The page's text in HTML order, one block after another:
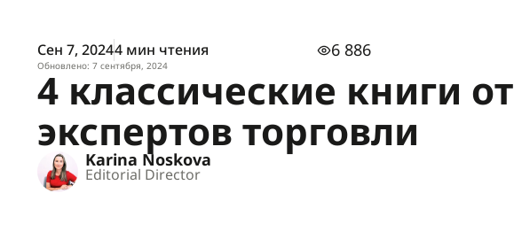
Сен 7, 20244 мин чтения
Обновлено: 7 сентября, 2024
6 886
4 классические книги от
экспертов торговли
Karina Noskova
Editorial Director